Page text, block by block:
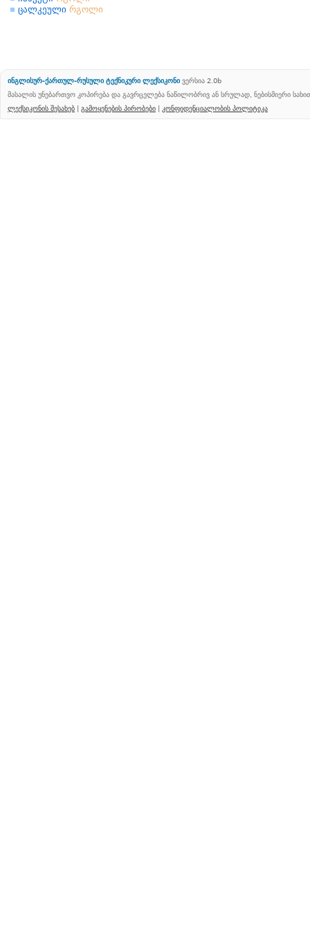
ცალკეული რგოლი
ინგლისურ-ქართულ-რუსული ტექნიკური ლექსიკონი ვერსია 2.0b
მასალის უნებართვო კოპირება და გავრცელება ნაწილობრივ ან სრულად, ნებისმიერი
ლექსიკონის შესახებ | გამოყენების პირობები | კონფიდენციალობის პოლიტიკა